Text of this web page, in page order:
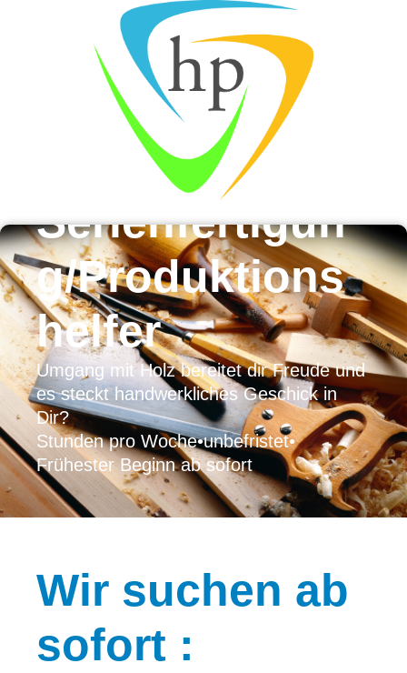
Mitarbeiter für
Serienfertigun
g/Produktions
helfer
Umgang mit Holz bereitet dir Freude und
es steckt handwerkliches Geschick in
Dir?
Stunden pro Woche•unbefristet•
Frühester Beginn ab sofort
Wir suchen ab
sofort :